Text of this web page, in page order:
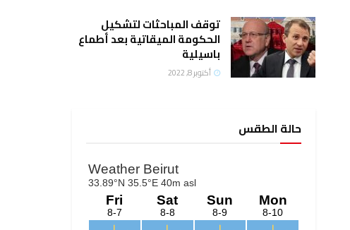
توقف المباحثات لتشكيل
الحكومة الميقاتية بعد أطماع
باسيلية
أكتوبر 8, 2022
حالة الطقس